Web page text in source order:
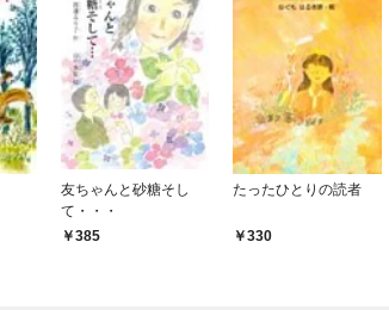
友ちゃんと砂糖そし
て・・・
385
たったひとりの読者
330